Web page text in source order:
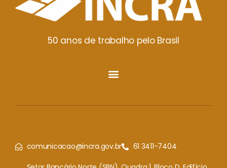
50 anos de trabalho pelo Brasil
comunicacao@incra.gov.br 61 3411-7404